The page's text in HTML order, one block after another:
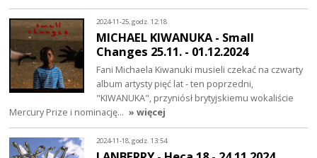
2024-11-25, godz. 12:18
MICHAEL KIWANUKA - Small
Changes 25.11. - 01.12.2024
Fani Michaela Kiwanuki musieli czekać na czwarty
album artysty pięć lat - ten poprzedni,
"KIWANUKA", przyniósł brytyjskiemu wokaliście
Mercury Prize i nominację… » więcej
2024-11-18, godz. 13:54